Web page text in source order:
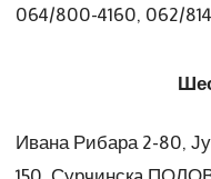
064/800-4160, 062/
Ивана Рибара 2-80,